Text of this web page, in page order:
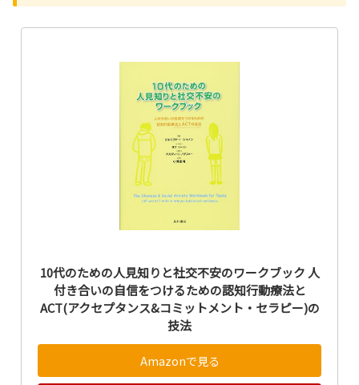
10代のための人見知りと社交不安のワークブック 人
付き合いの自信をつけるための認知行動療法と
ACT(アクセプタンス&コミットメント・セラピー)の
技法
Amazonで見る